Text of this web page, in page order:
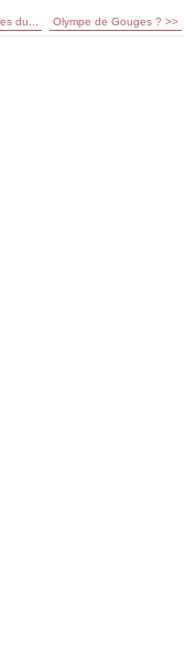
du... Olympe de Gouges ? >>